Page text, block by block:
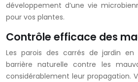
développement d’une vie
pour vos plantes.
Contrôle efficace des
Les parois des carrés de jardin
barrière naturelle contre les
considérablement leur propagation.